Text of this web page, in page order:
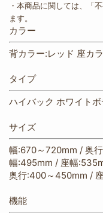
・本商品に関しては、「
ます。
カラー
背カラー:レッド 座カ
タイプ
ハイバック ホワイトボ
サイズ
幅:670～720mm / 奥
幅:495mm / 座幅
奥行:400～450mm /
機能